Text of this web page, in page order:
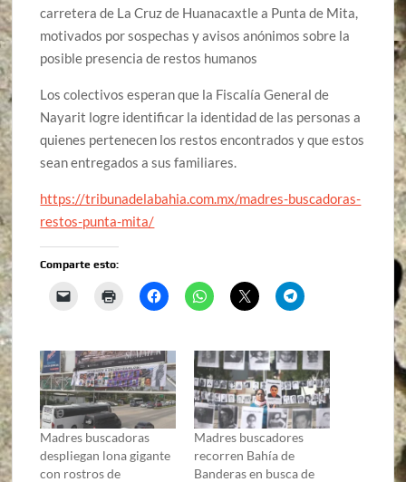
carretera de La Cruz de Huanacaxtle a Punta de Mita,
motivados por sospechas y avisos anónimos sobre la
posible presencia de restos humanos
Los colectivos esperan que la Fiscalía General de
Nayarit logre identificar la identidad de las personas a
quienes pertenecen los restos encontrados y que estos
sean entregados a sus familiares.
https://tribunadelabahia.com.mx/madres-buscadoras-
restos-punta-mita/
Comparte esto:
Madres buscadoras
despliegan lona gigante
con rostros de
Madres buscadores
recorren Bahía de
Banderas en busca de